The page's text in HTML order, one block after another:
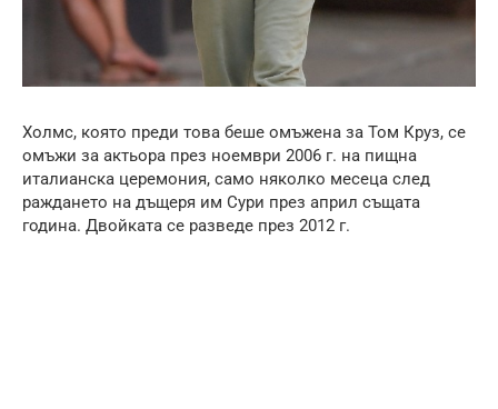
Холмс, която преди това беше омъжена за Том Круз, се
омъжи за актьора през ноември 2006 г. на пищна
италианска церемония, само няколко месеца след
раждането на дъщеря им Сури през април същата
година. Двойката се разведе през 2012 г.